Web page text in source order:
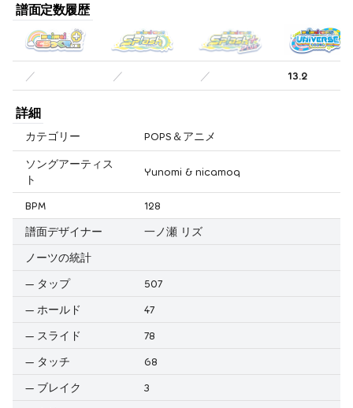
譜面定数履歴
／ ／ ／ 13.2
詳細
カテゴリー POPS＆アニメ
ソングアーティス
ト
Yunomi & nicamoq
BPM
128
譜面デザイナー
一ノ瀬 リズ
ノーツの統計
— タップ
507
— ホールド
47
— スライド
78
— タッチ
68
— ブレイク
3